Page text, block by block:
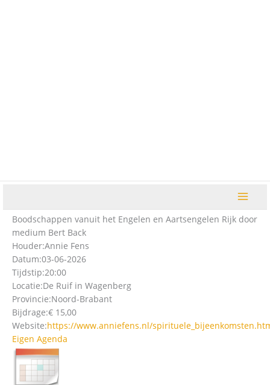
Boodschappen vanuit het Engelen en Aartsengelen Rijk door
medium Bert Back
Houder:Annie Fens
Datum:03-06-2026
Tijdstip:20:00
Locatie:De Ruif in Wagenberg
Provincie:Noord-Brabant
Bijdrage:€ 15,00
Website:https://www.anniefens.nl/
Eigen Agenda